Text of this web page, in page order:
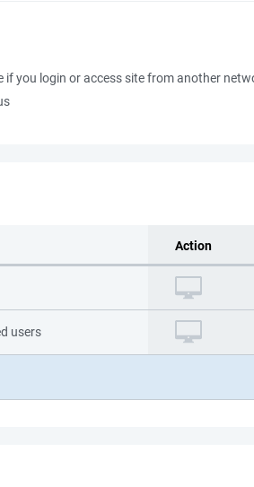
if you login or access site from another
Action
users